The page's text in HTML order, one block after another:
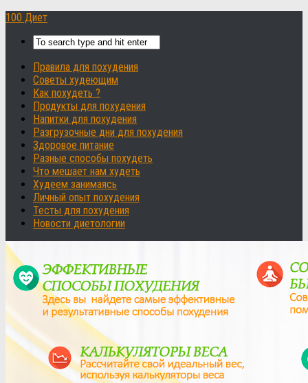
100 Диет
Правила для похудения
Советы худеющим
Как похудеть ?
Продукты для похудения
Напитки для похудения
Разгрузочные дни для похудения
Здоровое питание
Разные способы похудеть
Что мешает нам худеть
Худеем занимаясь
Личный опыт похудения
Тесты для похудения
Новости диетологии